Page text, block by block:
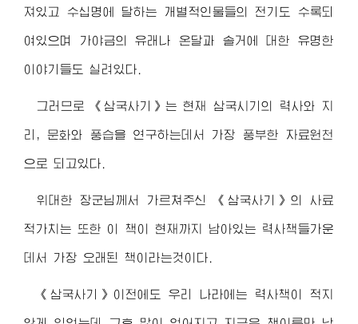
져있고 수십명에 달하는 개별적인물들의 전기도 수록되
여있으며 가야금의 유래나 온달과 솔거에 대한 유명한
이야기들도 실려있다.
그러므로 《삼국사기》는 현재 삼국시기의 력사와 지
리, 문화와 풍습을 연구하는데서 가장 풍부한 자료원천
으로 되고있다.
위대한 장군님께서 가르쳐주신 《삼국사기》의 사료
적가치는 또한 이 책이 현재까지 남아있는 력사책들가운
데서 가장 오래된 책이라는것이다.
《삼국사기》이전에도 우리 나라에는 력사책이 적지